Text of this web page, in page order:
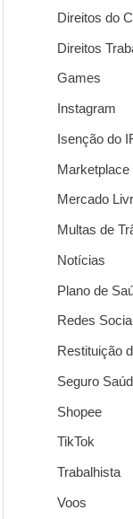
Direitos do
Direitos
Games
Instagram
Isenção do
Marketplace
Mercado
Multas de
Notícias
Plano de
Redes
Restituição
Seguro
Shopee
TikTok
Trabalhista
Voos